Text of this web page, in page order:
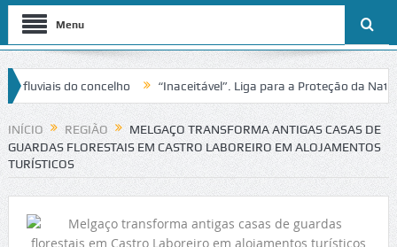
Menu
concelho “Inaceitável”. Liga para a Proteção da Natureza
IC2 em Alcobaça Igreja do Castelo de Cerveira assegura
INÍCIO REGIÃO
MELGAÇO TRANSFORMA ANTIGAS CASAS DE
GUARDAS FLORESTAIS EM CASTRO LABOREIRO EM ALOJAMENTOS
TURÍSTICOS